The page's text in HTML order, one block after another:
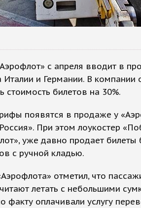
с апреля вводит в
и Германии. В компании
стоимость билетов на 30%.
появятся в продаже у
При этом лоукостер
уже давно продает билеты
с ручной кладью.
отметил, что
летать с небольшими
факту оплачивали услугу